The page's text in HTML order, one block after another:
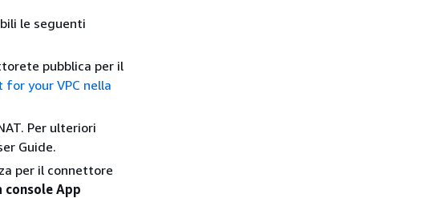
le seguenti
pubblica per il
for your VPC nella
Per ulteriori
Guide.
per il connettore
App